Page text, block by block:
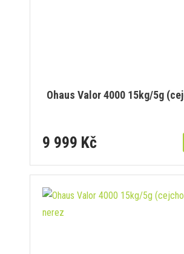
Ohaus Valor 4000 15kg/5g
9 999 Kč